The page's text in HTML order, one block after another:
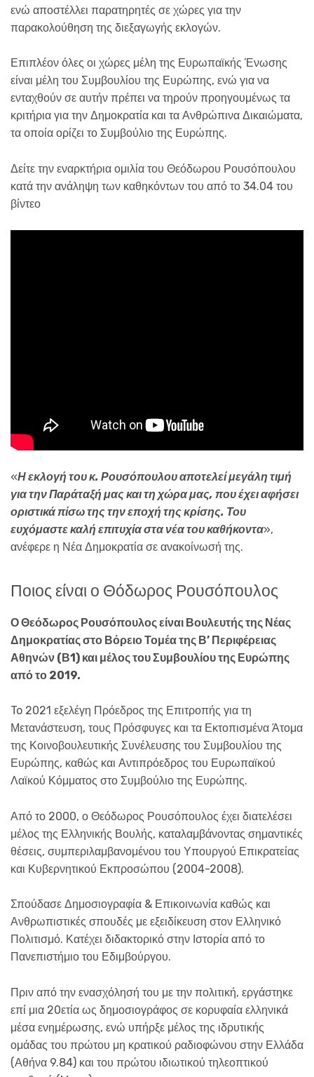
ενώ αποστέλλει παρατηρητές σε χώρες για την
παρακολούθηση της διεξαγωγής εκλογών.
Επιπλέον όλες οι χώρες μέλη της Ευρωπαϊκής Ένωσης
είναι μέλη του Συμβουλίου της Ευρώπης, ενώ για να
ενταχθούν σε αυτήν πρέπει να τηρούν προηγουμένως τα
κριτήρια για την Δημοκρατία και τα Ανθρώπινα Δικαιώματα,
τα οποία ορίζει το Συμβούλιο της Ευρώπης.
Δείτε την εναρκτήρια ομιλία του Θεόδωρου Ρουσόπουλου
κατά την ανάληψη των καθηκόντων του από το 34.04 του
βίντεο
«Η εκλογή του κ. Ρουσόπουλου αποτελεί μεγάλη τιμή
για την Παράταξή μας και τη χώρα μας, που έχει αφήσει
οριστικά πίσω της την εποχή της κρίσης. Του
ευχόμαστε καλή επιτυχία στα νέα του καθήκοντα»,
ανέφερε η Νέα Δημοκρατία σε ανακοίνωσή της.
Ποιος είναι ο Θόδωρος Ρουσόπουλος
Ο Θεόδωρος Ρουσόπουλος είναι Βουλευτής της Νέας
Δημοκρατίας στο Βόρειο Τομέα της Β’ Περιφέρειας
Αθηνών (Β1) και μέλος του Συμβουλίου της Ευρώπης
από το 2019.
To 2021 εξελέγη Πρόεδρος της Επιτροπής για τη
Μετανάστευση, τους Πρόσφυγες και τα Εκτοπισμένα Άτομα
της Κοινοβουλευτικής Συνέλευσης του Συμβουλίου της
Ευρώπης, καθώς και Αντιπρόεδρος του Ευρωπαϊκού
Λαϊκού Κόμματος στο Συμβούλιο της Ευρώπης.
Από το 2000, ο Θεόδωρος Ρουσόπουλος έχει διατελέσει
μέλος της Ελληνικής Βουλής, καταλαμβάνοντας σημαντικές
θέσεις, συμπεριλαμβανομένου του Υπουργού Επικρατείας
και Κυβερνητικού Εκπροσώπου (2004-2008).
Σπούδασε Δημοσιογραφία & Επικοινωνία καθώς και
Ανθρωπιστικές σπουδές με εξειδίκευση στον Ελληνικό
Πολιτισμό. Κατέχει διδακτορικό στην Ιστορία από το
Πανεπιστήμιο του Εδιμβούργου.
Πριν από την ενασχόλησή του με την πολιτική, εργάστηκε
επί μια 20ετία ως δημοσιογράφος σε κορυφαία ελληνικά
μέσα ενημέρωσης, ενώ υπήρξε μέλος της ιδρυτικής
ομάδας του πρώτου μη κρατικού ραδιοφώνου στην Ελλάδα
(Αθήνα 9.84) και του πρώτου ιδιωτικού τηλεοπτικού